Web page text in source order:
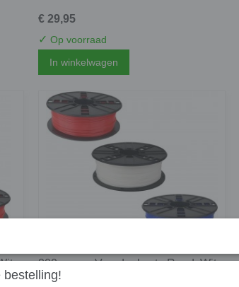
€ 29,95
✓ Op voorraad
In winkelwagen
200 gram - Voordeel set - Rood, Wit,
Blauw - 3D printer filament
bestelling!